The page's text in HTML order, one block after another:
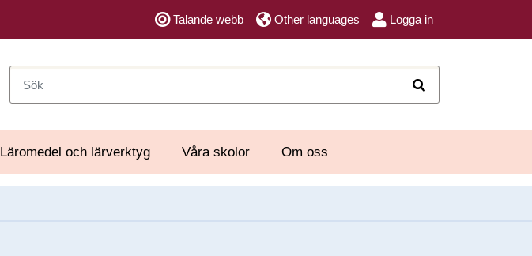
Talande webb Other languages Logga in
Läromedel och lärverktyg Våra skolor Om oss